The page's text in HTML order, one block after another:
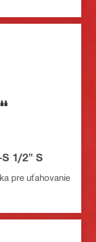
1/2" S
pre uťahovanie